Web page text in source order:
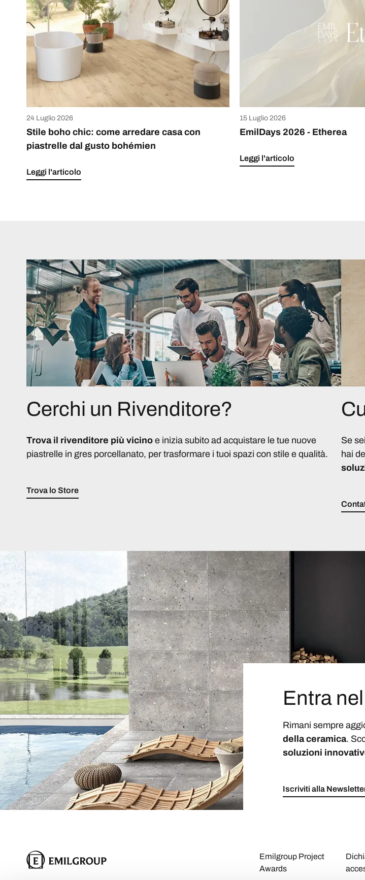
24 Luglio 2026
Stile boho chic: come arredare casa con
piastrelle dal gusto bohémien
Leggi l'articolo
15 Luglio 2026
EmilDays 2026 - Etherea
Leggi l'articolo
Cerchi un Rivenditore?
Trova il rivenditore più vicino e inizia subito ad acquistare le tue nuove
piastrelle in gres porcellanato, per trasformare i tuoi spazi con stile e qualità.
Trova lo Store
Se
hai
Entra
Rimani sempre
della ceramica.
soluzioni
Iscriviti alla
Emilgroup Project
Awards